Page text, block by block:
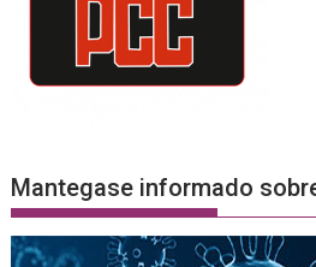
Mantegase informado